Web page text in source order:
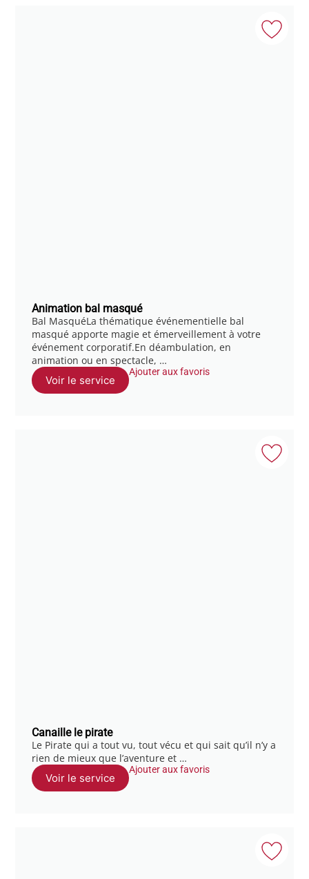
Animation bal masqué
Bal MasquéLa thématique événementielle bal
masqué apporte magie et émerveillement à votre
événement corporatif.En déambulation, en
animation ou en spectacle, …
Voir le service
Ajouter aux favoris
Canaille le pirate
Le Pirate qui a tout vu, tout vécu et qui sait qu’il n’y a
rien de mieux que l’aventure et …
Voir le service
Ajouter aux favoris